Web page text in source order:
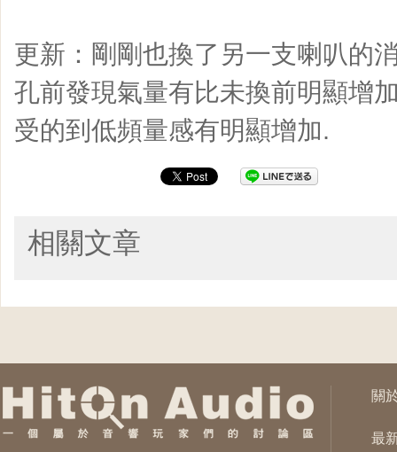
更新：剛剛也換了另一支喇叭的
孔前發現氣量有比未換前明顯增
受的到低頻量感有明顯增加.
相關文章
關
最